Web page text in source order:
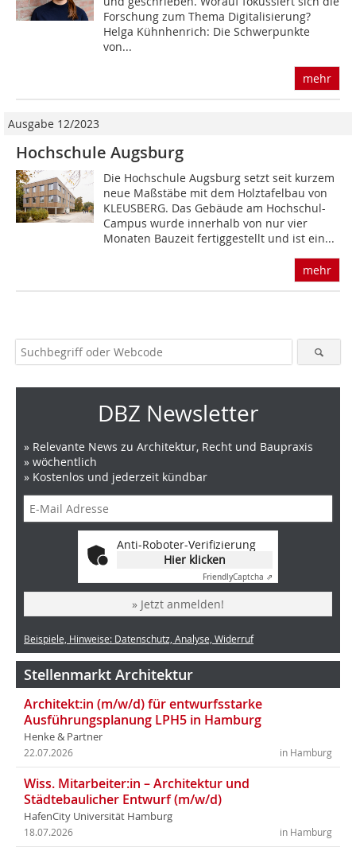
Forschung zum Thema Digitalisierung?
Helga Kühnhenrich: Die Schwerpunkte
von...
mehr
Ausgabe 12/2023
Hochschule Augsburg
Die Hochschule Augsburg setzt seit kurzem
neue Maßstäbe mit dem Holztafelbau von
KLEUSBERG. Das Gebäude am Hochschul-
Campus wurde innerhalb von nur vier
Monaten Bauzeit fertiggestellt und ist ein...
mehr
DBZ Newsletter
» Relevante News zu Architektur, Recht und Baupraxis
» wöchentlich
» Kostenlos und jederzeit kündbar
Anti-Roboter-Verifizierung
Hier klicken
FriendlyCaptcha ⇗
» Jetzt anmelden!
Beispiele, Hinweise: Datenschutz, Analyse, Widerruf
Stellenmarkt Architektur
Architekt:in (m/w/d) für entwurfsstarke
Ausführungsplanung LPH5 in Hamburg
Henke & Partner
in Hamburg
22.07.2026
Wiss. Mitarbeiter:in – Architektur und
Städtebaulicher Entwurf (m/w/d)
HafenCity Universität Hamburg
in Hamburg
18.07.2026